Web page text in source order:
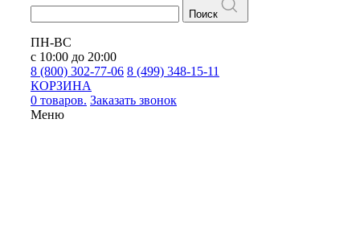
Поиск
ПН-ВС
с 10:00 до 20:00
8 (800) 302-77-06 8 (499) 348-15-11
КОРЗИНА
0 товаров. Заказать звонок
Меню